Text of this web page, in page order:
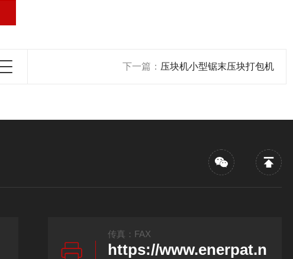
下一篇： 压块机小型锯末压块打包机
传真：FAX
https://www.enerpat.n